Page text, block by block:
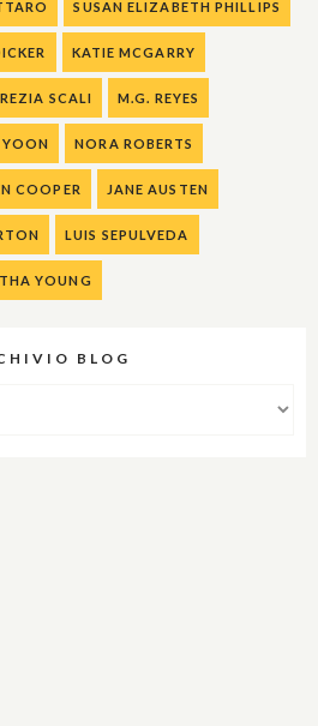
SUSAN ELIZABETH PHILLIPS
KATIE MCGARRY
SCALI M.G. REYES
NORA ROBERTS
COOPER JANE AUSTEN
LUIS SEPULVEDA
YOUNG
BLOG